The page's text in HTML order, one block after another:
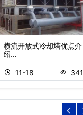
横流开放式冷却塔优点介
绍…
11-18 341